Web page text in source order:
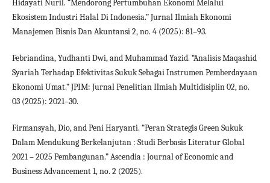
Hidayati Nuril. “Mendorong Pertumbuhan Ekonomi Melalui
Ekosistem Industri Halal Di Indonesia.” Jurnal Ilmiah Ekonomi
Manajemen Bisnis Dan Akuntansi 2, no. 4 (2025): 81–93.
Febriandina, Yudhanti Dwi, and Muhammad Yazid. “Analisis Maqashid
Syariah Terhadap Efektivitas Sukuk Sebagai Instrumen Pemberdayaan
Ekonomi Umat.” JPIM: Jurnal Penelitian Ilmiah Multidisiplin 02, no.
03 (2025): 2021–30.
Firmansyah, Dio, and Peni Haryanti. “Peran Strategis Green Sukuk
Dalam Mendukung Berkelanjutan : Studi Berbasis Literatur Global
2021 – 2025 Pembangunan.” Ascendia : Journal of Economic and
Business Advancement 1, no. 2 (2025).